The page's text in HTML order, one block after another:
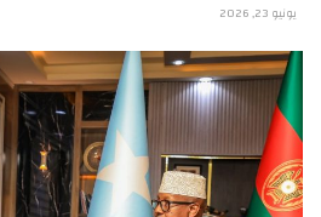
يونيو 23, 2026